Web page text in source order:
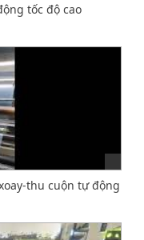
tốc độ cao
thu cuộn tự động